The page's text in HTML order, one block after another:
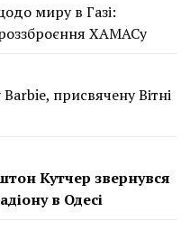
миру в Газі:
ХАМАСу
присвячену Вітні
Кутчер звернувся
в Одесі